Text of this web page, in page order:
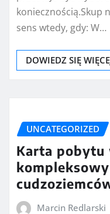
koniecznością.Skup
sens wtedy, gdy: W…
DOWIEDZ SIĘ
UNCATEGORIZED
Karta pobytu
Marcin Redlarski